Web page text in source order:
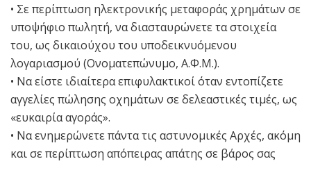
• Σε περίπτωση ηλεκτρονικής μεταφοράς χρημάτων σε
υποψήφιο πωλητή, να διασταυρώνετε τα στοιχεία
του, ως δικαιούχου του υποδεικνυόμενου
λογαριασμού (Ονοματεπώνυμο, Α.Φ.Μ.).
• Να είστε ιδιαίτερα επιφυλακτικοί όταν εντοπίζετε
αγγελίες πώλησης οχημάτων σε δελεαστικές τιμές, ως
«ευκαιρία αγοράς».
• Να ενημερώνετε πάντα τις αστυνομικές Αρχές, ακόμη
και σε περίπτωση απόπειρας απάτης σε βάρος σας